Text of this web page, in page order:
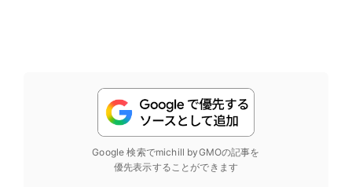
Google 検索でmichill byGMOの記事を
優先表示することができます